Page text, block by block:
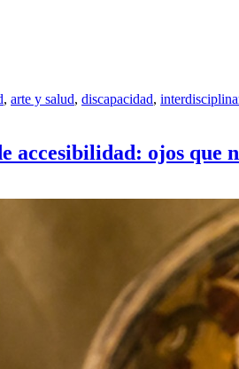
, arte y salud, discapacidad,
accesibilidad: ojos que